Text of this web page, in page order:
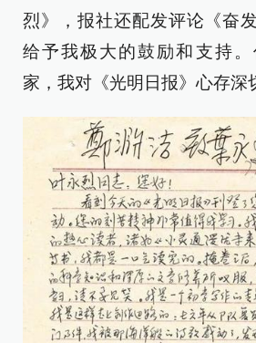
烈》，报社还配发评论《奋
给予我极大的鼓励和支持
家，我对《光明日报》心存深